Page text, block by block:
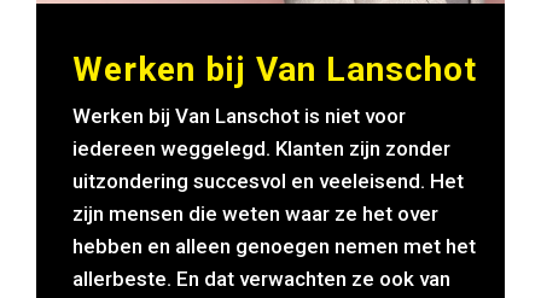
Werken bij Van Lanschot
Werken bij Van Lanschot is niet voor
iedereen weggelegd. Klanten zijn zonder
uitzondering succesvol en veeleisend. Het
zijn mensen die weten waar ze het over
hebben en alleen genoegen nemen met het
allerbeste. En dat verwachten ze ook van